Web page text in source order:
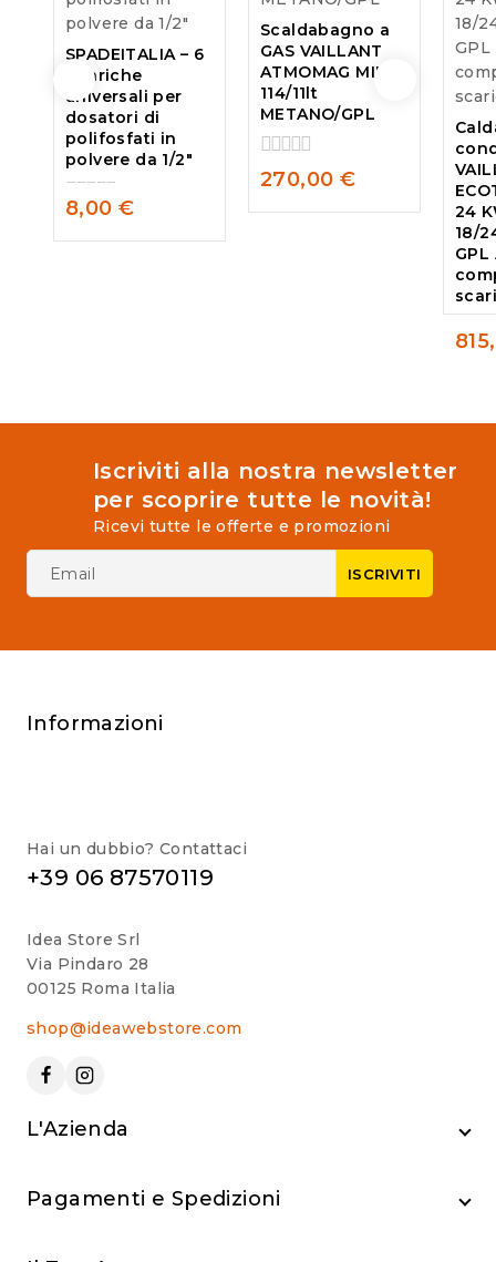
SPADEITALIA – 6
ricariche
universali per
dosatori di
polifosfati in
polvere da 1/2″
0
out
8,00 €
Scaldabagno a
GAS VAILLANT
ATMOMAG MINI
114/11lt
METANO/GPL
0
out
of
270,00 €
24
18/
GPL
0
Iscriviti alla nostra newsletter
per scoprire tutte le novità!
Ricevi tutte le offerte e promozioni
Informazioni
Hai un dubbio? Contattaci
+39 06 87570119
Idea Store Srl
Via Pindaro 28
00125 Roma Italia
shop@ideawebstore.com
L'Azienda
Pagamenti e Spedizioni